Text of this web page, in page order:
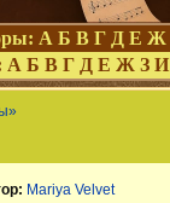
А Б В Г Д Е Ж
А Б В Г Д Е Ж З И
Mariya Velvet